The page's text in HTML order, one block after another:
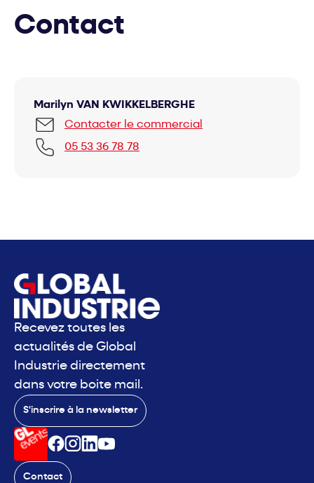
Contact
Marilyn VAN KWIKKELBERGHE
Contacter le commercial
05 53 36 78 78
Recevez toutes les
actualités de Global
Industrie directement
dans votre boite mail.
S'inscrire à la newsletter
Contact